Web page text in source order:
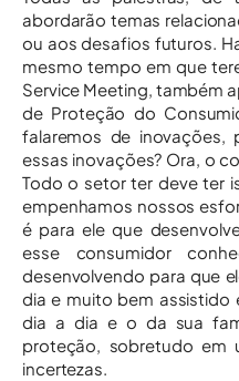
abordarão temas
ou aos desafios futuros.
mesmo tempo em que
Service Meeting, também
de Proteção do
falaremos de inovações,
essas inovações? Ora, o
Todo o setor ter deve ter
empenhamos nossos
é para ele que
esse consumidor
desenvolvendo para que
dia e muito bem assistido
dia a dia e o da sua
proteção, sobretudo
incertezas.